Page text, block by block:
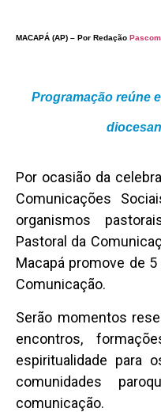
MACAPÁ (AP) – Por Redação Pascom
Programação reúne
Por ocasião da
Comunicações
organismos
Pastoral da
Macapá promove de
Comunicação.
Serão momentos
encontros,
espiritualidade para
comunidades
comunicação.